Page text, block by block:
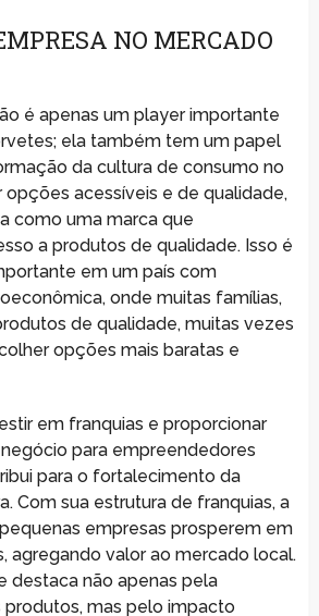
NO MERCADO
é apenas um player importante
ela também tem um papel
da cultura de consumo no
opções acessíveis e de qualidade,
como uma marca que
a produtos de qualidade. Isso é
em um país com
onde muitas famílias,
de qualidade, muitas vezes
opções mais baratas e
em franquias e proporcionar
para empreendedores
para o fortalecimento da
Com sua estrutura de franquias, a
empresas prosperem em
agregando valor ao mercado local.
destaca não apenas pela
produtos, mas pelo impacto